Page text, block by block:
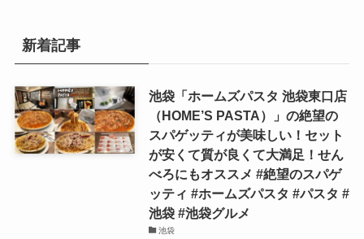
新着記事
池袋「ホームズパスタ 池袋東口店
（HOME’S PASTA）」の絶望の
スパゲッティが美味しい！セット
が安くて質が良くて大満足！せん
べろにもオススメ #絶望のスパゲ
ッティ #ホームズパスタ #パスタ #
池袋 #池袋グルメ
池袋